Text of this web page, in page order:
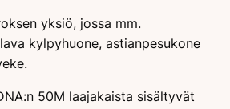
yksiö, jossa mm.
kylpyhuone, astianpesukone
50M laajakaista sisältyvät